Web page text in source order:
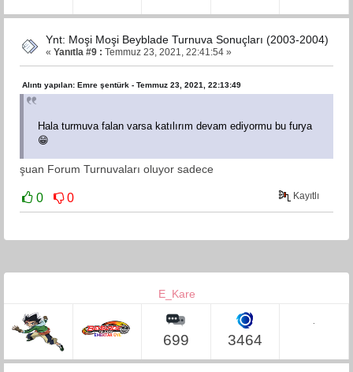
Ynt: Moşi Moşi Beyblade Turnuva Sonuçları (2003-2004)
« Yanıtla #9 : Temmuz 23, 2021, 22:41:54 »
Alıntı yapılan: Emre şentürk - Temmuz 23, 2021, 22:13:49
Hala turmuva falan varsa katılırım devam ediyormu bu furya
😁
şuan Forum Turnuvaları oluyor sadece
0 0 Kayıtlı
E_Kare
699 3464
.